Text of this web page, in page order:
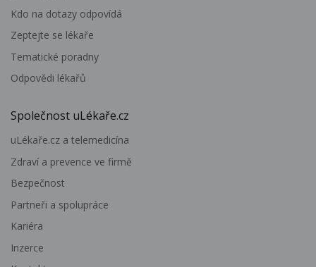
Kdo na dotazy odpovídá
Zeptejte se lékaře
Tematické poradny
Odpovědi lékařů
Společnost uLékaře.cz
uLékaře.cz a telemedicína
Zdraví a prevence ve firmě
Bezpečnost
Partneři a spolupráce
Kariéra
Inzerce